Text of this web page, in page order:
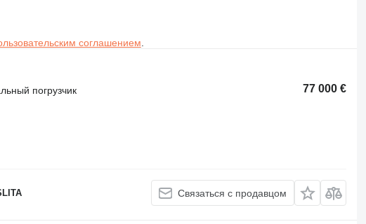
соглашением
77 000 €
погрузчик
Связаться с продавцом